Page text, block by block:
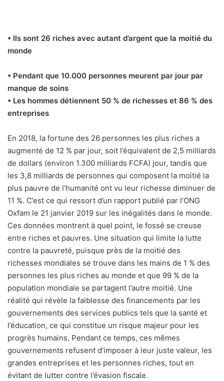
• Ils sont 26 riches avec autant d’argent que la moitié du
monde
• Pendant que 10.000 personnes meurent par jour par
manque de soins
• Les hommes détiennent 50 % de richesses et 86 % des
entreprises
En 2018, la fortune des 26 personnes les plus riches a
augmenté de 12 % par jour, soit l’équivalent de 2,5 milliards
de dollars (environ 1.300 milliards FCFA) jour, tandis que
les 3,8 milliards de personnes qui composent la moitié la
plus pauvre de l’humanité ont vu leur richesse diminuer de
11 %. C’est ce qui ressort d’un rapport publié par l’ONG
Oxfam le 21 janvier 2019 sur les inégalités dans le monde.
Ces données montrent à quel point, le fossé se creuse
entre riches et pauvres. Une situation qui limite la lutte
contre la pauvreté, puisque près de la moitié des
richesses mondiales se trouve dans les mains de 1 % des
personnes les plus riches au monde et que 99 % de la
population mondiale se partagent l’autre moitié. Une
réalité qui révèle la faiblesse des financements par les
gouvernements des services publics tels que la santé et
l’éducation, ce qui constitue un risque majeur pour les
progrès humains. Pendant ce temps, ces mêmes
gouvernements refusent d’imposer à leur juste valeur, les
grandes entreprises et les personnes riches, tout en
évitant de lutter contre l’évasion fiscale.